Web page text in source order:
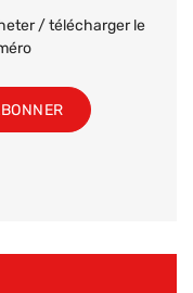
/ télécharger le